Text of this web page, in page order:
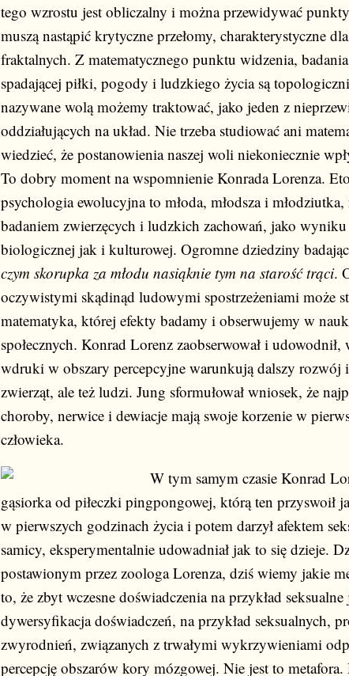
tego wzrostu jest obliczalny i można przewidywać
muszą nastąpić krytyczne przełomy, charakterystyczne
fraktalnych. Z matematycznego punktu widzenia,
spadającej piłki, pogody i ludzkiego życia są
nazywane wolą możemy traktować, jako jeden z
oddziałujących na układ. Nie trzeba studiować ani
wiedzieć, że postanowienia naszej woli niekoniecznie
To dobry moment na wspomnienie Konrada Lorenza.
psychologia ewolucyjna to młoda, młodsza i
badaniem zwierzęcych i ludzkich zachowań, jako
biologicznej jak i kulturowej. Ogromne dziedziny
czym skorupka za młodu nasiąknie tym na starość trąci.
oczywistymi skądinąd ludowymi spostrzeżeniami może
matematyka, której efekty badamy i obserwujemy w
społecznych. Konrad Lorenz zaobserwował i
wdruki w obszary percepcyjne warunkują dalszy rozwój
zwierząt, ale też ludzi. Jung sformułował wniosek, że
choroby, nerwice i dewiacje mają swoje korzenie w
człowieka.
W tym samym czasie Konrad
gąsiorka od piłeczki pingpongowej, którą ten przyswoił
w pierwszych godzinach życia i potem darzył afektem
samicy, eksperymentalnie udowadniał jak to się dzieje.
postawionym przez zoologa Lorenza, dziś wiemy jakie
to, że zbyt wczesne doświadczenia na przykład
dywersyfikacja doświadczeń, na przykład seksualnych,
zwyrodnień, związanych z trwałymi wykrzywieniami
percepcję obszarów kory mózgowej. Nie jest to